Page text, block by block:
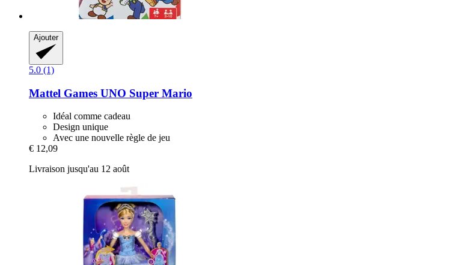
Ajouter
5.0 (1)
Mattel Games UNO Super Mario
Idéal comme cadeau
Design unique
Avec une nouvelle règle de jeu
€ 12,09
Livraison jusqu'au 12 août